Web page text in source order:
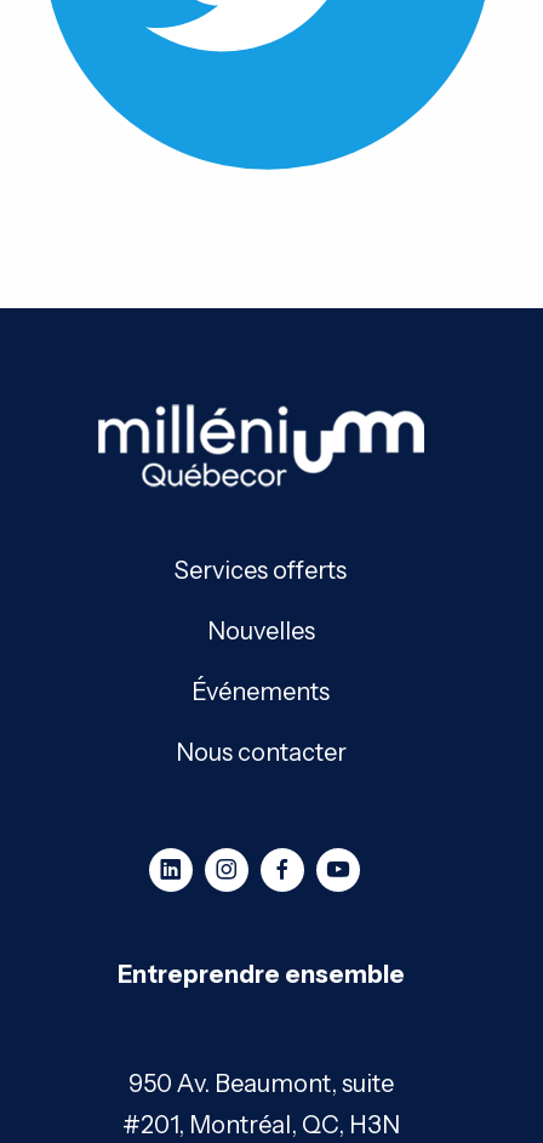
Services offerts
Nouvelles
Événements
Nous contacter
Entreprendre ensemble
950 Av. Beaumont, suite
#201, Montréal, QC, H3N